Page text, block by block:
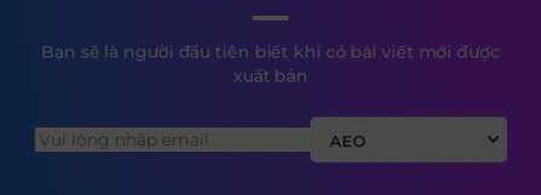
Bạn sẽ là người đầu tiên biết khi có bài viết mới được
xuất bản
AEO